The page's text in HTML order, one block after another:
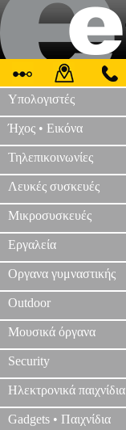
Υπολογιστές
Ήχος • Εικόνα
Τηλεπικοινωνίες
Λευκές συσκευές
Μικροσυσκευές
Εργαλεία
Οργανα γυμναστικής
Outdoor
Μουσικά όργανα
Security
Ηλεκτρονικά παιχνίδια
Gadgets • Παιχνίδια